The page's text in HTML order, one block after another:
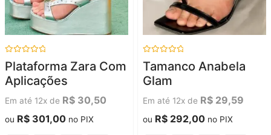
0
5
Plataforma Zara Com
Aplicações
Em até 12x de R$ 30,50
ou R$ 301,00 no PIX
5
Tamanco Anabela
Glam
Em até 12x de R$ 29,59
ou R$ 292,00 no PIX